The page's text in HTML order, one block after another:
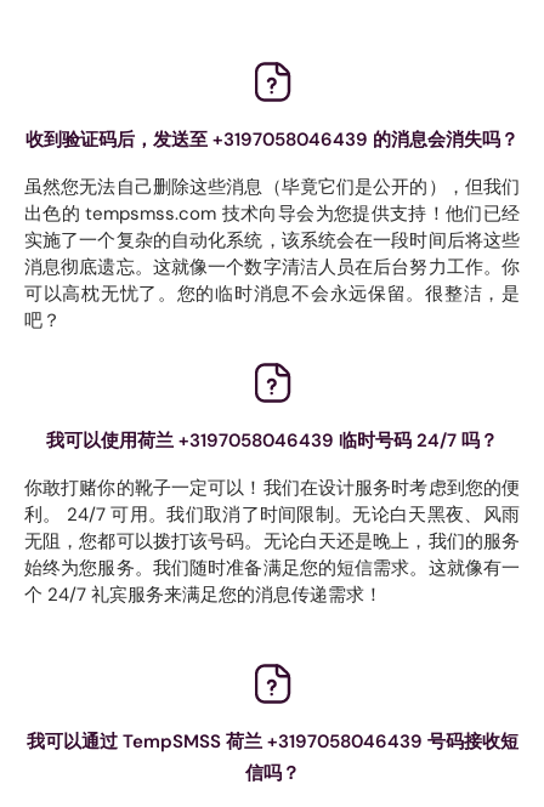
收到验证码后，发送至 +3197058046439 的消息会消失吗？
虽然您无法自己删除这些消息（毕竟它们是公开的），但我们
出色的 tempsmss.com 技术向导会为您提供支持！他们已经
实施了一个复杂的自动化系统，该系统会在一段时间后将这些
消息彻底遗忘。这就像一个数字清洁人员在后台努力工作。你
可以高枕无忧了。您的临时消息不会永远保留。很整洁，是
吧？
我可以使用荷兰 +3197058046439 临时号码 24/7 吗？
你敢打赌你的靴子一定可以！我们在设计服务时考虑到您的便
利。 24/7 可用。我们取消了时间限制。无论白天黑夜、风雨
无阻，您都可以拨打该号码。无论白天还是晚上，我们的服务
始终为您服务。我们随时准备满足您的短信需求。这就像有一
个 24/7 礼宾服务来满足您的消息传递需求！
我可以通过 TempSMSS 荷兰 +3197058046439 号码接收短
信吗？